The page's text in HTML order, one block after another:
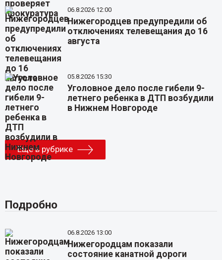
06.8.2026 12:00
Нижегородцев предупредили об
отключениях телевещания до 16
августа
05.8.2026 15:30
Уголовное дело после гибели 9-
летнего ребенка в ДТП возбудили
в Нижнем Новгороде
Еще в рубрике
Подробно
06.8.2026 13:00
Нижегородцам показали
состояние канатной дороги